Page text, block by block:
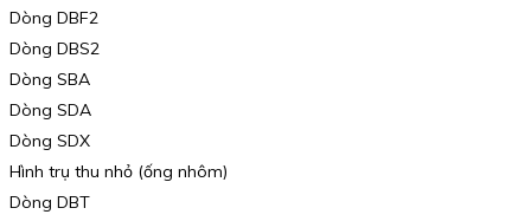
Dòng DBF2
Dòng DBS2
Dòng SBA
Dòng SDA
Dòng SDX
Hình trụ thu nhỏ (ống nhôm)
Dòng DBT